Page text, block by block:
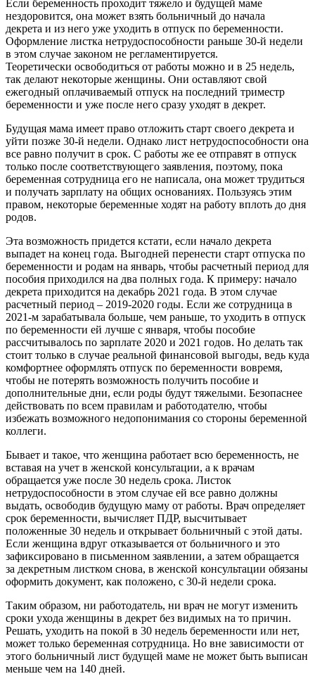
Если беременность проходит тяжело и будущей маме
нездоровится, она может взять больничный до начала
декрета и из него уже уходить в отпуск по беременности.
Оформление листка нетрудоспособности раньше 30-й недели
в этом случае законом не регламентируется.
Теоретически освободиться от работы можно и в 25 недель,
так делают некоторые женщины. Они оставляют свой
ежегодный оплачиваемый отпуск на последний триместр
беременности и уже после него сразу уходят в декрет.
Будущая мама имеет право отложить старт своего декрета и
уйти позже 30-й недели. Однако лист нетрудоспособности она
все равно получит в срок. С работы же ее отправят в отпуск
только после соответствующего заявления, поэтому, пока
беременная сотрудница его не написала, она может трудиться
и получать зарплату на общих основаниях. Пользуясь этим
правом, некоторые беременные ходят на работу вплоть до дня
родов.
Эта возможность придется кстати, если начало декрета
выпадет на конец года. Выгодней перенести старт отпуска по
беременности и родам на январь, чтобы расчетный период для
пособия приходился на два полных года. К примеру: начало
декрета приходится на декабрь 2021 года. В этом случае
расчетный период – 2019-2020 годы. Если же сотрудница в
2021-м зарабатывала больше, чем раньше, то уходить в отпуск
по беременности ей лучше с января, чтобы пособие
рассчитывалось по зарплате 2020 и 2021 годов. Но делать так
стоит только в случае реальной финансовой выгоды, ведь куда
комфортнее оформлять отпуск по беременности вовремя,
чтобы не потерять возможность получить пособие и
дополнительные дни, если роды будут тяжелыми. Безопаснее
действовать по всем правилам и работодателю, чтобы
избежать возможного недопонимания со стороны беременной
коллеги.
Бывает и такое, что женщина работает всю беременность, не
вставая на учет в женской консультации, а к врачам
обращается уже после 30 недель срока. Листок
нетрудоспособности в этом случае ей все равно должны
выдать, освободив будущую маму от работы. Врач определяет
срок беременности, вычисляет ПДР, высчитывает
положенные 30 недель и открывает больничный с этой даты.
Если женщина вдруг отказывается от больничного и это
зафиксировано в письменном заявлении, а затем обращается
за декретным листком снова, в женской консультации обязаны
оформить документ, как положено, с 30-й недели срока.
Таким образом, ни работодатель, ни врач не могут изменить
сроки ухода женщины в декрет без видимых на то причин.
Решать, уходить на покой в 30 недель беременности или нет,
может только беременная сотрудница. Но вне зависимости от
этого больничный лист будущей маме не может быть выписан
меньше чем на 140 дней.